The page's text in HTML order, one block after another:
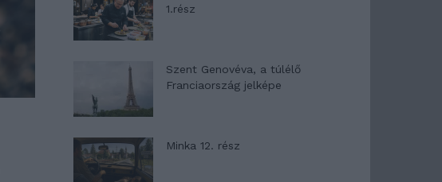
1.rész
Szent Genovéva, a túlélő
Franciaország jelképe
Minka 12. rész